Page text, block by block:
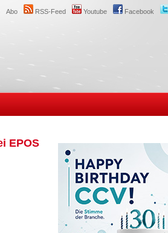
Facebook
Youtube
RSS-Feed
Abo
EPOS